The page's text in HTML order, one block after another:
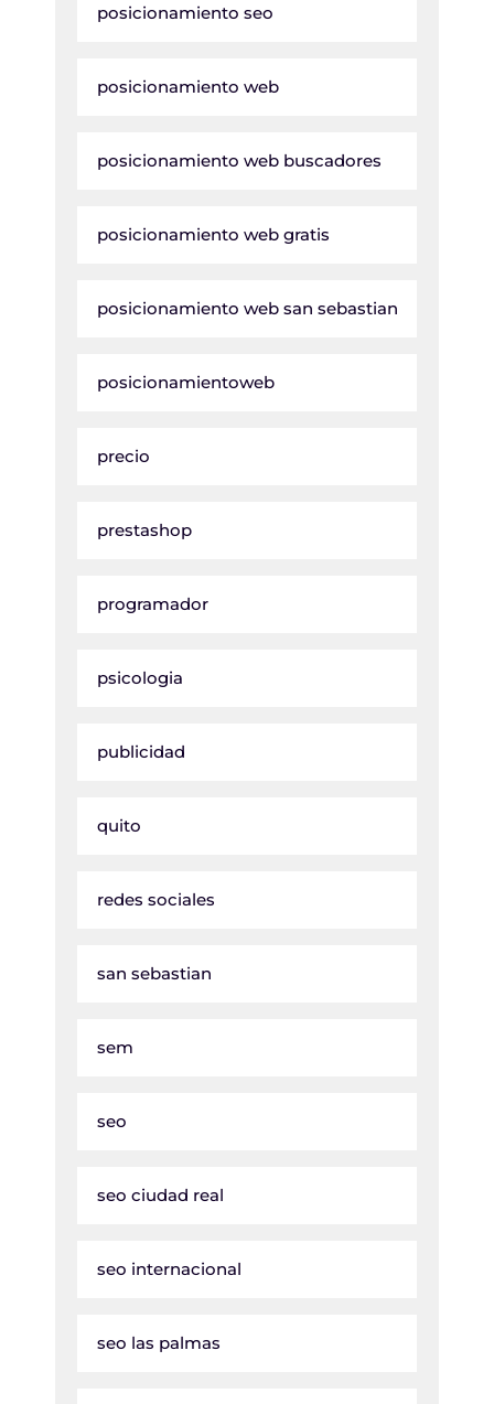
posicionamiento seo
posicionamiento web
posicionamiento web buscadores
posicionamiento web gratis
posicionamiento web san sebastian
posicionamientoweb
precio
prestashop
programador
psicologia
publicidad
quito
redes sociales
san sebastian
sem
seo
seo ciudad real
seo internacional
seo las palmas